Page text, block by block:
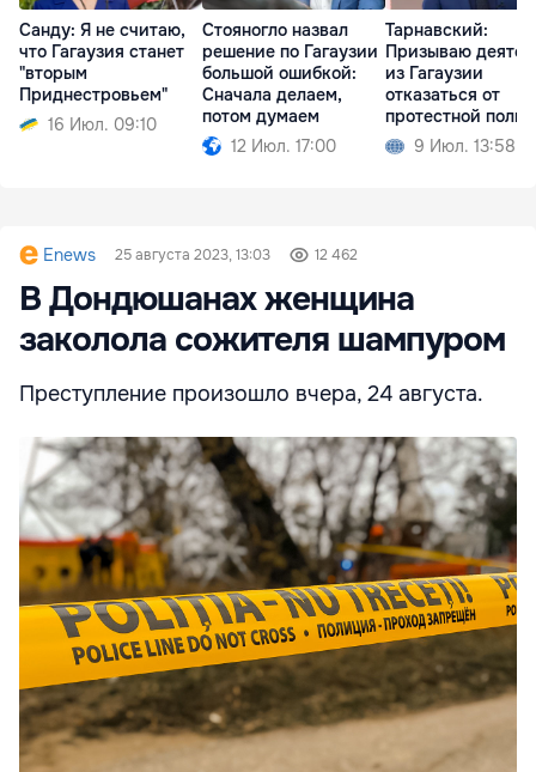
Санду: Я не считаю,
что Гагаузия станет
"вторым
Приднестровьем"
16 Июл. 09:10
Стояногло назвал
решение по Гагаузии
большой ошибкой:
Сначала делаем,
потом думаем
12 Июл. 17:00
Тарнавский:
Призываю
из Гагаузии
отказаться от
протестной
9 Июл. 13:58
Enews 25 августа 2023, 13:03 12 462
В Дондюшанах женщина
заколола сожителя шампуром
Преступление произошло вчера, 24 августа.